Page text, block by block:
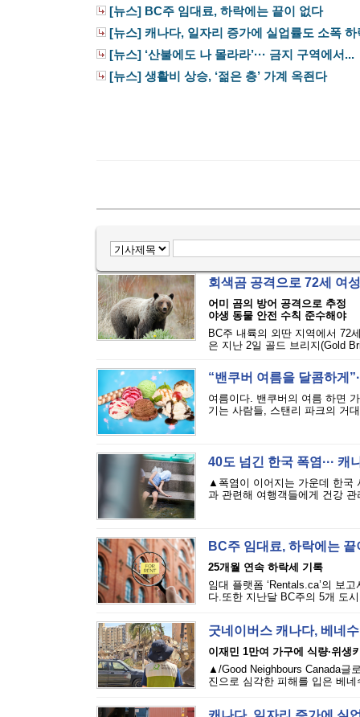
[뉴스] BC주 임대료, 하락에는 끝이 없다
[뉴스] 캐나다, 일자리 증가에 실업률도 소폭 하
[뉴스] ‘산불에도 나 몰라라’··· 금지 구역에서...
[뉴스] 생활비 상승, ‘젊은 층’ 가계 옥죈다
회색곰 공격으로 72세 여
어미 곰의 방어 공격으로 추정
야생 동물 안전 수칙 준수해야
BC주 내륙의 외딴 지역에서 72
은 지난 2일 골드 브리지(Gold
“밴쿠버 여름을 달콤하게
여름이다. 밴쿠버의 여름 하면
기는 사람들, 스탠리 파크의 거
40도 넘긴 한국 폭염···
▲폭염이 이어지는 가운데 한국
과 관련해 여행객들에게 건강
BC주 임대료, 하락에는
25개월 연속 하락세 기록
임대 플랫폼 ‘Rentals.ca’의 보
다.또한 지난달 BC주의 5개 도
굿네이버스 캐나다, 베네
이재민 1만여 가구에 식량·위생
▲/Good Neighbours Canada글
진으로 심각한 피해를 입은 베